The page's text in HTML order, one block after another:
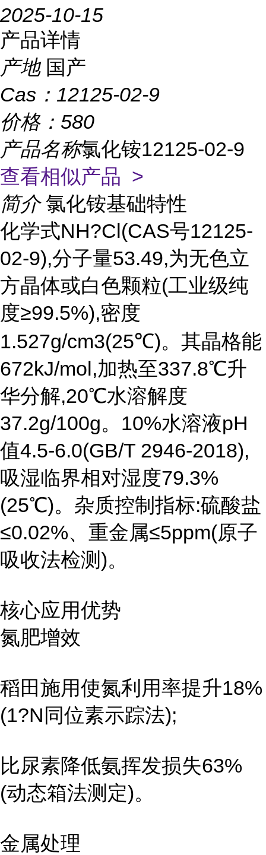
2025-10-15
产品详情
产地 国产
Cas： 12125-02-9
价格： 580
产品名称氯化铵12125-02-9
查看相似产品 >
简介 氯化铵基础特性
化学式NH?Cl(CAS号12125-
02-9),分子量53.49,为无色立
方晶体或白色颗粒(工业级纯
度≥99.5%),密度
1.527g/cm3(25℃)。其晶格能
672kJ/mol,加热至337.8℃升
华分解,20℃水溶解度
37.2g/100g。10%水溶液pH
值4.5-6.0(GB/T 2946-2018),
吸湿临界相对湿度79.3%
(25℃)。杂质控制指标:硫酸盐
≤0.02%、重金属≤5ppm(原子
吸收法检测)。
核心应用优势
氮肥增效
稻田施用使氮利用率提升18%
(1?N同位素示踪法);
比尿素降低氨挥发损失63%
(动态箱法测定)。
金属处理